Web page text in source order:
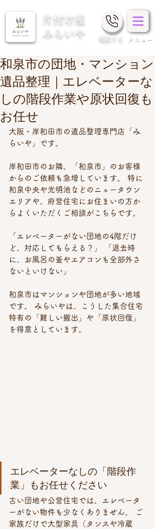
片付け屋
みらいや
​電話する メニュー
和泉市の団地・マンション
遺品整理｜エレベーターな
しの階段作業や原状回復も
お任せ
大阪・岸和田市の遺品整理専門店「み
らいや」です。
岸和田市のお隣、「和泉市」のお客様
からのご依頼も急増しています。 特に
和泉中央や光明池などのニュータウン
エリアや、府営住宅にお住まいの方か
らよくいただくご相談がこちらです。
「エレベーターがない団地の4階だけ
ど、対応してもらえる？」 「退去時
に、お風呂の釜やエアコンも全部外さ
ないといけない」
和泉市はマンションや団地が多い地域
です。 みらいやは、こうした集合住宅
特有の「難しい搬出」や「原状回復」
を得意としています。
エレベーターなしの「階段作
業」もお任せください
古い団地や公営住宅では、エレベータ
ーがない物件も少なくありません。 ご
家族だけで大型家具（タンスや冷蔵